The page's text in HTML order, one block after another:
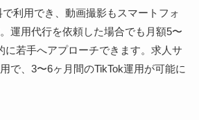
利用でき、動画撮影もスマートフォ
運用代行を依頼した場合でも月額5〜
に若手へアプローチできます。求人サ
で、3〜6ヶ月間のTikTok運用が可能に